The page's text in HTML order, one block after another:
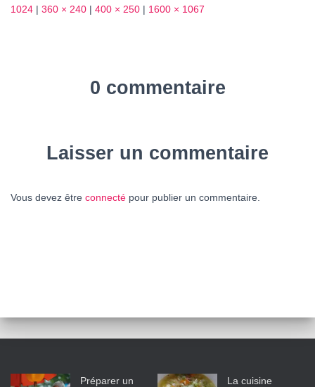
1024 | 360 × 240 | 400 × 250 | 1600 × 1067
0 commentaire
Laisser un commentaire
Vous devez être connecté pour publier un commentaire.
Préparer un
La cuisine